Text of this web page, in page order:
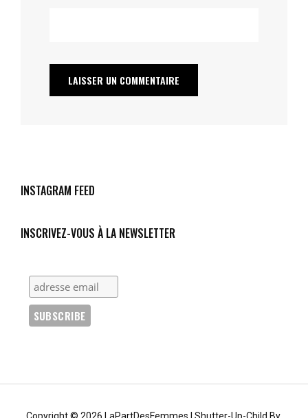
INSTAGRAM FEED
INSCRIVEZ-VOUS À LA NEWSLETTER